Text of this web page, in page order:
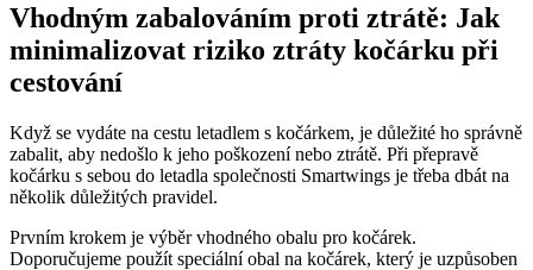
Vhodným zabalováním proti ztrátě: Jak
minimalizovat riziko ztráty kočárku při
cestování
Když se vydáte na cestu letadlem s kočárkem, je důležité ho správně
zabalit, aby nedošlo k jeho poškození nebo ztrátě. Při přepravě
kočárku s sebou do letadla společnosti Smartwings je třeba dbát na
několik důležitých pravidel.
Prvním krokem je výběr vhodného obalu pro kočárek.
Doporučujeme použít speciální obal na kočárek, který je uzpůsoben